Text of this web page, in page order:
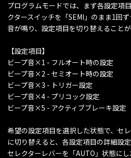
プログラムモードでは、まず各設定項
クタースイッチを「SEMI」のまま1回
音が鳴り、設定項目を切り替えることが
【設定項目】
ビープ音×1 - フルオート時の設定
ビープ音×2 - セミオート時の設定
ビープ音×3 - トリガー設定
ビープ音×4 - プリコック設定
ビープ音×5 - アクティブブレーキ設定
希望の設定項目を選択した状態で、セ
に切り替えると、各設定項目の詳細設
セレクターレバーを「AUTO」状態に